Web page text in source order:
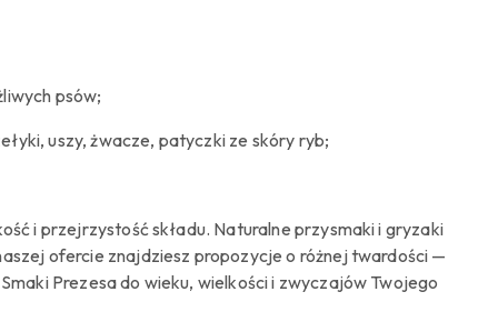
psów;
uszy, żwacze, patyczki ze skóry ryb;
i przejrzystość składu. Naturalne przysmaki i gryzaki
ofercie znajdziesz propozycje o różnej twardości —
Prezesa do wieku, wielkości i zwyczajów Twojego